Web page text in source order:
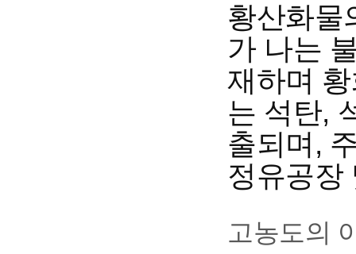
황산화물
가 나는
재하며
는 석탄,
출되며,
정유공장
고농도의